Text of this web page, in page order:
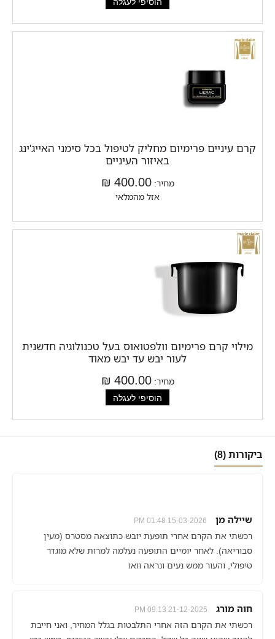
קרם עיניים פרימיום מחליק לטיפול בכל סימני האייג'ינג
באיזור העיניים
מחיר:400.00 ₪
אזל מהמלאי
מילוי קרם פרימיום וולפטואוס בעל טכנולוגיה חדשנית
לעור יבש עד יבש מאוד
מחיר:400.00 ₪
ביקורות (8)
שיילה מן 15-03-2026 01:48 PM
רכשתי את הקרם אחרי תופעת יובש כתוצאה מסטרס (מעין
סבוריאה). לאחר יומיים התופעה נעלמה למרות שלא מוגדר
טיפולי, והעור ממש נעים ונראה וואו
חוה מורג 21-12-2025 09:13 PM
רכשתי את הקרם הזה אחרי התלבטות בגלל המחיר, ואני חייבת